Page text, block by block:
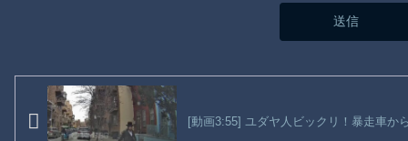
[動画3:55] ユダヤ人ビックリ！暴走車か